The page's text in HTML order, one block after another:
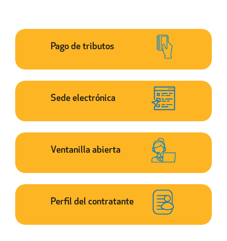
Pago de tributos
Sede electrónica
Ventanilla abierta
Perfil del contratante